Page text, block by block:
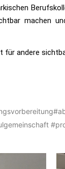
machen
für andere